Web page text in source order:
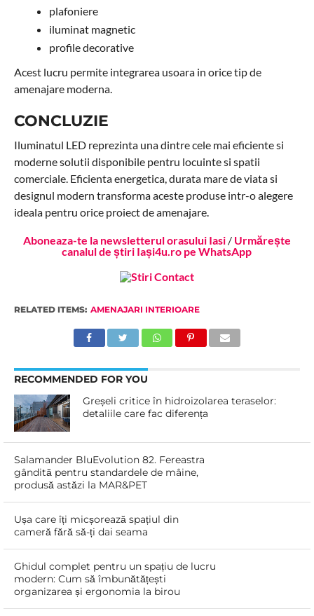
plafoniere
iluminat magnetic
profile decorative
Acest lucru permite integrarea usoara in orice tip de
amenajare moderna.
CONCLUZIE
Iluminatul LED reprezinta una dintre cele mai eficiente si
moderne solutii disponibile pentru locuinte si spatii
comerciale. Eficienta energetica, durata mare de viata si
designul modern transforma aceste produse intr-o alegere
ideala pentru orice proiect de amenajare.
Aboneaza-te la newsletterul orasului Iasi/ Urmărește
canalul de știri Iași4u.ro pe WhatsApp
RELATED ITEMS: AMENAJARI INTERIOARE
RECOMMENDED FOR YOU
Greșeli critice în hidroizolarea teraselor:
detaliile care fac diferența
Salamander BluEvolution 82. Fereastra
gândită pentru standardele de mâine,
produsă astăzi la MAR&PET
Ușa care îți micșorează spațiul din
cameră fără să-ți dai seama
Ghidul complet pentru un spațiu de lucru
modern: Cum să îmbunătățești
organizarea și ergonomia la birou